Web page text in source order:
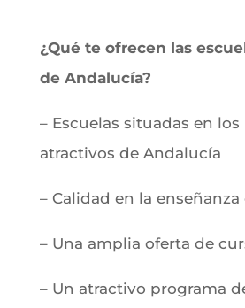
¿Qué te ofrecen las
de Andalucía?
– Escuelas situadas en
atractivos de Andalucía
– Calidad en la enseñanza
– Una amplia oferta de
– Un atractivo programa